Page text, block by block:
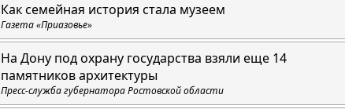
Как семейная история стала музеем
Газета «Приазовье»
На Дону под охрану государства взяли еще 14
памятников архитектуры
Пресс-служба губернатора Ростовской области